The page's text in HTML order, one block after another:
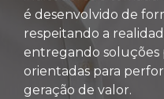
é desenvolvido de
respeitando a
entregando soluções
orientadas para
geração de valor.